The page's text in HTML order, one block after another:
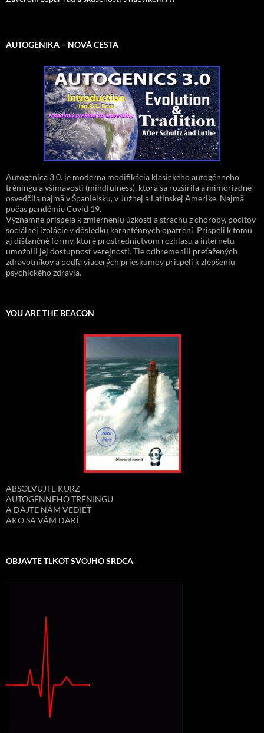
AUTOGENIKA – NOVÁ CESTA
Autogenica 3.0. je moderná modifikácia klasického autogénneho
tréningu a všímavosti (mindfulness), ktorá sa rozšírila a mimoriadne
osvedčila najmä v Španielsku, v Južnej a Latinskej Amerike. Najmä
počas pandémie Covid 19.
Významne prispela k zmierneniu úzkosti a strachu z choroby, pocitov
sociálnej izolácie v dôsledku karanténnych opatrení. Prispeli k tomu
aj dištančné formy, ktoré prostredníctvom rozhlasu a internetu
umožnili jej dostupnosť verejnosti. Tie odbremenili preťažených
zdravotníkov a podľa viacerých prieskumov prispeli k zlepšeniu
psychického zdravia.
YOU ARE THE BEACON
ABSOLVUJTE KURZ
AUTOGÉNNEHO TRÉNINGU
A DAJTE NÁM VEDIEŤ
AKO SA VÁM DARÍ
OBJAVTE TLKOT SVOJHO SRDCA